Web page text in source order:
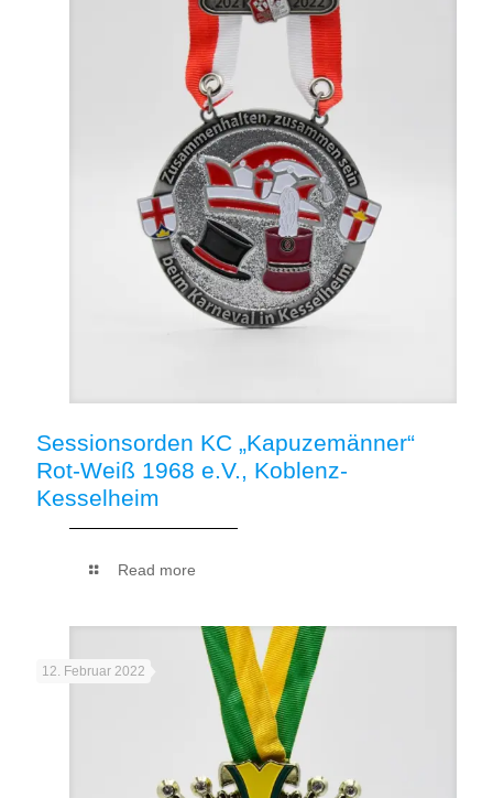
Sessionsorden KC „Kapuzemänner“
Rot-Weiß 1968 e.V., Koblenz-
Kesselheim
Read more
12. Februar 2022